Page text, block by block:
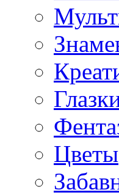
Цветы